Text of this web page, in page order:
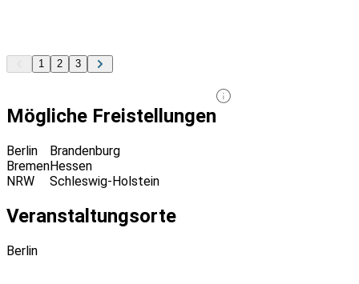
1 2 3
Mögliche Freistellungen
Berlin
Bremen
NRW
Brandenburg
Hessen
Schleswig-Holstein
Veranstaltungsorte
Berlin